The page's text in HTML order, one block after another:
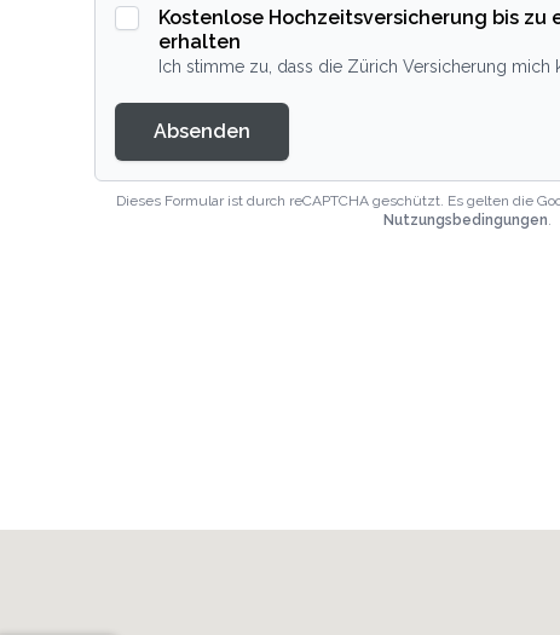
Kostenlose Hochzeitsversicherung bis zu
erhalten
Ich stimme zu, dass die Zürich Versicherung mich
Absenden
Dieses Formular ist durch reCAPTCHA geschützt. Es gelten die
Nutzungsbedingungen.